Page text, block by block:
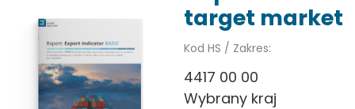
target market
Kod HS / Zakres:
4417 00 00
Wybrany kraj